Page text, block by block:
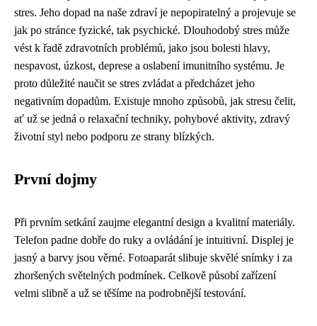
stres. Jeho dopad na naše zdraví je nepopiratelný a projevuje se
jak po stránce fyzické, tak psychické. Dlouhodobý stres může
vést k řadě zdravotních problémů, jako jsou bolesti hlavy,
nespavost, úzkost, deprese a oslabení imunitního systému. Je
proto důležité naučit se stres zvládat a předcházet jeho
negativním dopadům. Existuje mnoho způsobů, jak stresu čelit,
ať už se jedná o relaxační techniky, pohybové aktivity, zdravý
životní styl nebo podporu ze strany blízkých.
První dojmy
Při prvním setkání zaujme elegantní design a kvalitní materiály.
Telefon padne dobře do ruky a ovládání je intuitivní. Displej je
jasný a barvy jsou věrné. Fotoaparát slibuje skvělé snímky i za
zhoršených světelných podmínek. Celkově působí zařízení
velmi slibně a už se těšíme na podrobnější testování.